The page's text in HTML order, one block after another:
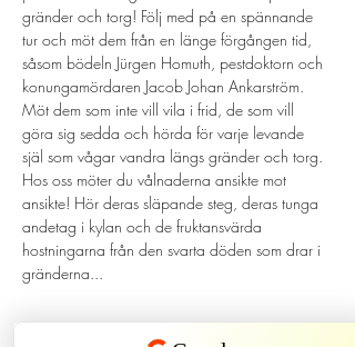
gränder och torg! Följ med på en spännande
tur och möt dem från en länge förgången tid,
såsom bödeln Jürgen Homuth, pestdoktorn och
konungamördaren Jacob Johan Ankarström.
Möt dem som inte vill vila i frid, de som vill
göra sig sedda och hörda för varje levande
själ som vågar vandra längs gränder och torg.
Hos oss möter du vålnaderna ansikte mot
ansikte! Hör deras släpande steg, deras tunga
andetag i kylan och de fruktansvärda
hostningarna från den svarta döden som drar i
gränderna...